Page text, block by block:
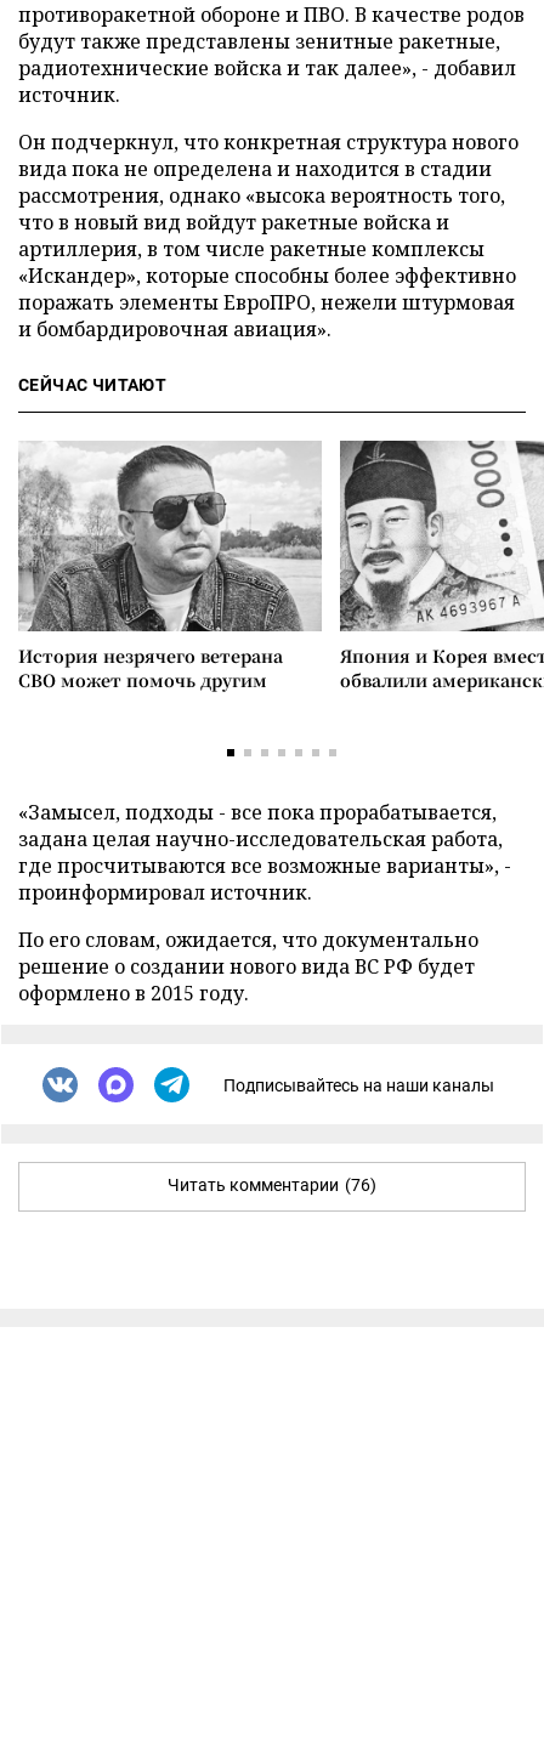
противоракетной обороне и ПВО. В качестве родов
будут также представлены зенитные ракетные,
радиотехнические войска и так далее», - добавил
источник.
Он подчеркнул, что конкретная структура нового
вида пока не определена и находится в стадии
рассмотрения, однако «высока вероятность того,
что в новый вид войдут ракетные войска и
артиллерия, в том числе ракетные комплексы
«Искандер», которые способны более эффективно
поражать элементы ЕвроПРО, нежели штурмовая
и бомбардировочная авиация».
СЕЙЧАС ЧИТАЮТ
История незрячего ветерана
СВО может помочь другим
Япония и Корея
обвалили
«Замысел, подходы - все пока прорабатывается,
задана целая научно-исследовательская работа,
где просчитываются все возможные варианты», -
проинформировал источник.
По его словам, ожидается, что документально
решение о создании нового вида ВС РФ будет
оформлено в 2015 году.
Подписывайтесь на наши каналы
Читать комментарии (76)